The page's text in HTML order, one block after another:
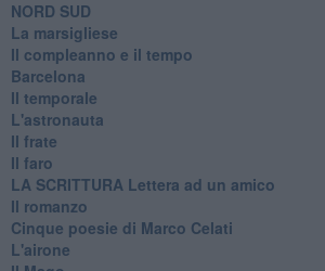
​NORD SUD
La marsigliese
Il compleanno e il tempo
Barcelona
Il temporale
L'astronauta
Il frate
Il faro
​LA SCRITTURA Lettera ad un amico
Il romanzo
Cinque poesie di Marco Celati
L'airone